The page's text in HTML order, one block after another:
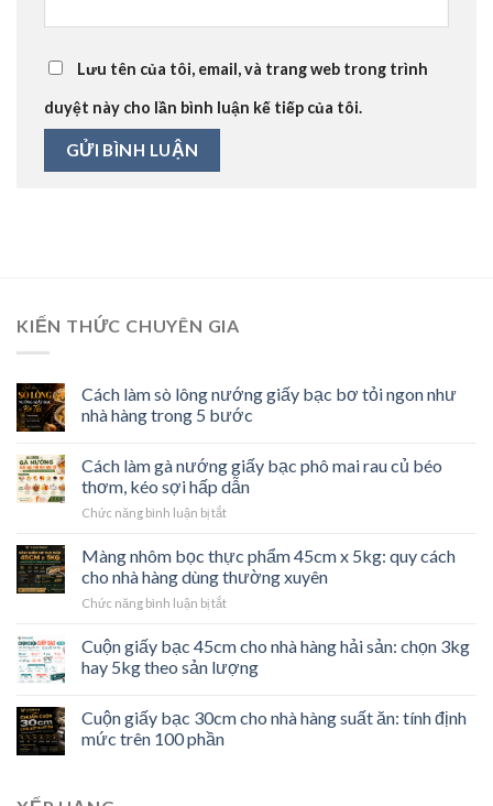
Lưu tên của tôi, email, và trang web trong trình
duyệt này cho lần bình luận kế tiếp của tôi.
KIẾN THỨC CHUYÊN GIA
Cách làm sò lông nướng giấy bạc bơ tỏi ngon như
nhà hàng trong 5 bước
Cách làm gà nướng giấy bạc phô mai rau củ béo
thơm, kéo sợi hấp dẫn
Chức năng bình luận bị tắtở
gà
nướng
giấy
phô
mai
rau
béo
Màng nhôm bọc thực phẩm 45cm x 5kg: quy cách
cho nhà hàng dùng thường xuyên
Chức năng bình luận bị tắtở
nhôm
bọc
thực
45cm
Cuộn giấy bạc 45cm cho nhà hàng hải sản: chọn 3kg
hay 5kg theo sản lượng
Cuộn giấy bạc 30cm cho nhà hàng suất ăn: tính định
mức trên 100 phần